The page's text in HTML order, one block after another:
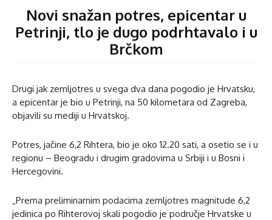
Novi snažan potres, epicentar u
Petrinji, tlo je dugo podrhtavalo i u
Brčkom
Drugi jak zemljotres u svega dva dana pogodio je Hrvatsku,
a epicentar je bio u Petrinji, na 50 kilometara od Zagreba,
objavili su mediji u Hrvatskoj.
Potres, jačine 6,2 Rihtera, bio je oko 12.20 sati, a osetio se i u
regionu – Beogradu i drugim gradovima u Srbiji i u Bosni i
Hercegovini.
„Prema preliminarnim podacima zemljotres magnitude 6,2
jedinica po Rihterovoj skali pogodio je područje Hrvatske u